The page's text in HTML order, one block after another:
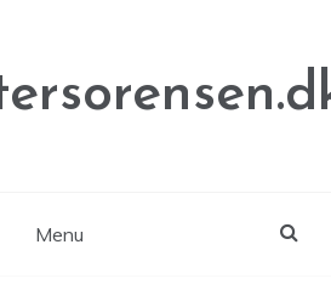
Menu